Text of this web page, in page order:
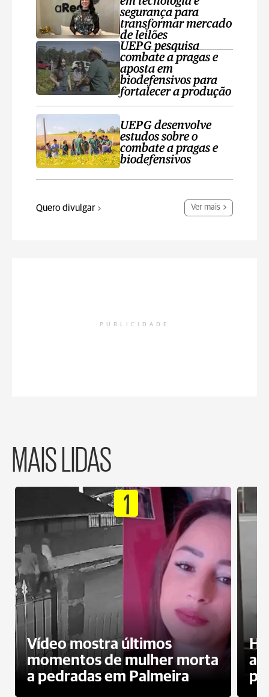
segurança para
transformar mercado
de leilões
UEPG pesquisa
combate a pragas e
aposta em
biodefensivos para
fortalecer a produção
UEPG desenvolve
estudos sobre o
combate a pragas e
biodefensivos
Quero divulgar Ver mais
PUBLICIDADE
MAIS LIDAS
1
Vídeo mostra últimos
momentos de mulher morta
a pedradas em Palmeira